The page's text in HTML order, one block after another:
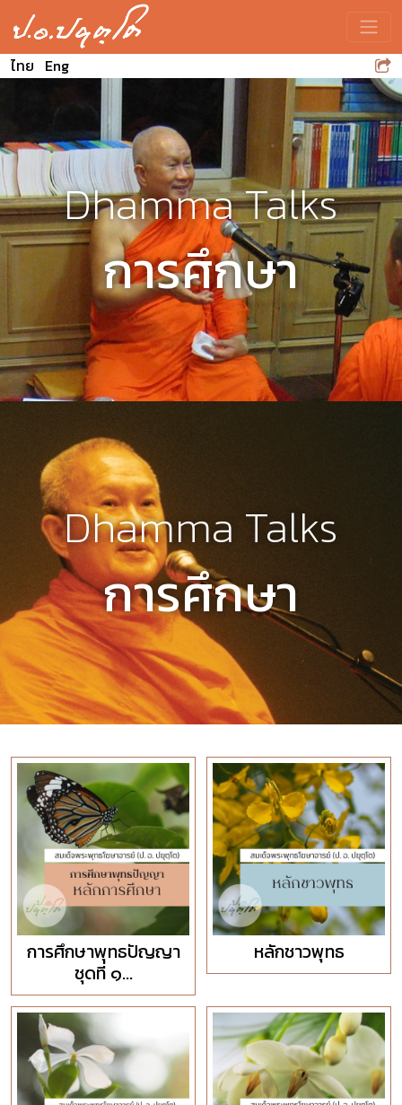
ไทย Eng
Dhamma Talks
การศึกษา
Dhamma Talks
การศึกษา
การศึกษาพุทธปัญญา
ชุดที่ ๑...
หลักชาวพุทธ